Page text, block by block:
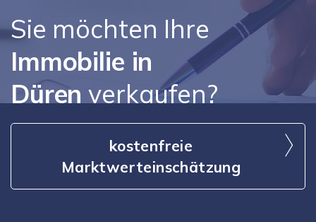
Sie möchten Ihre
Immobilie in
Düren verkaufen?
kostenfreie
Marktwerteinschätzung